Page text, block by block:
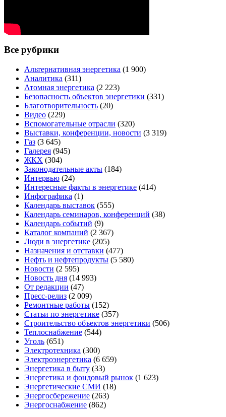
Все рубрики
Альтернативная энергетика (1 900)
Аналитика (311)
Атомная энергетика (2 223)
Безопасность объектов энергетики (331)
Благотворительность (20)
Видео (229)
Вспомогательные отрасли (320)
Выставки, конференции, новости (3 319)
Газ (3 645)
Галерея (945)
ЖКХ (304)
Законодательные акты (184)
Интервью (24)
Интересные факты в энергетике (414)
Инфографика (1)
Календарь выставок (555)
Календарь семинаров, конференций (38)
Календарь событий (9)
Каталог компаний (2 367)
Люди в энергетике (205)
Назначения и отставки (477)
Нефть и нефтепродукты (5 580)
Новости (2 595)
Новость дня (14 993)
От редакции (47)
Пресс-релиз (2 009)
Ремонтные работы (152)
Статьи по энергетике (357)
Строительство объектов энергетики (506)
Теплоснабжение (544)
Уголь (651)
Электротехника (300)
Электроэнергетика (6 659)
Энергетика в быту (33)
Энергетика и фондовый рынок (1 623)
Энергетические СМИ (18)
Энергосбережение (263)
Энергоснабжение (862)